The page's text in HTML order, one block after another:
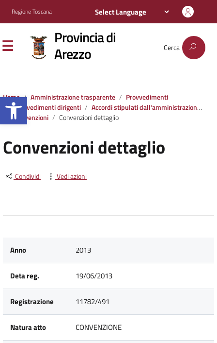
Apri la barra degli strumenti
Regione Toscana
Provincia di
Arezzo Cerca
Home Amministrazione trasparente
Provvedimenti
Provvedimenti dirigenti
Accordi stipulati dall‘amministrazione con soggetti privati o con altre amministrazioni pubbliche
Convenzioni
Convenzioni dettaglio
Convenzioni dettaglio
Condividi Vedi azioni
Anno 2013
Deta reg. 19/06/2013
Registrazione 11782/491
Natura atto CONVENZIONE